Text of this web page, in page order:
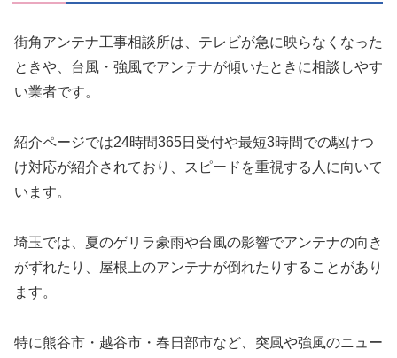
街角アンテナ工事相談所は、テレビが急に映らなくなった
ときや、台風・強風でアンテナが傾いたときに相談しやす
い業者です。
紹介ページでは24時間365日受付や最短3時間での駆けつ
け対応が紹介されており、スピードを重視する人に向いて
います。
埼玉では、夏のゲリラ豪雨や台風の影響でアンテナの向き
がずれたり、屋根上のアンテナが倒れたりすることがあり
ます。
特に熊谷市・越谷市・春日部市など、突風や強風のニュー